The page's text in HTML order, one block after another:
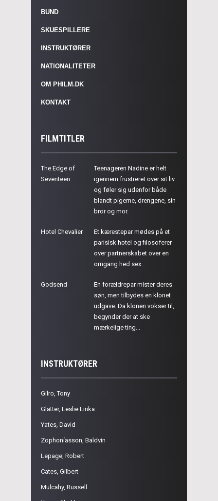
BUND
SKUESPILLERE
INSTRUKTØRER
NATIONALITETER
OM PHILM.DK
KONTAKT
FILMTITLER
The Edge of
Seventeen
Teenageren Nadine er helt
igennem frustreret over sit liv
og føler sig udenfor både
blandt pigerne, drengene, sin
bror og mor.
Hotel Chevalier
Et kærestepar mødes på et
parisisk hotel og filosoferer
over partnerskabet over en
omgang hed sex.
Godsend
En forældrepar mister deres
søn, men tilbydes en klonet
udgave. Da klonen vokser til,
begynder der at ske
mærkelige ting...
INSTRUKTØRER
Gilro, Tony
Glatter, Leslie Linka
Yates, David
Zophoníasson, Baldvin
Lepage, Robert
Cates, Gilbert
Mulcahy, Russell